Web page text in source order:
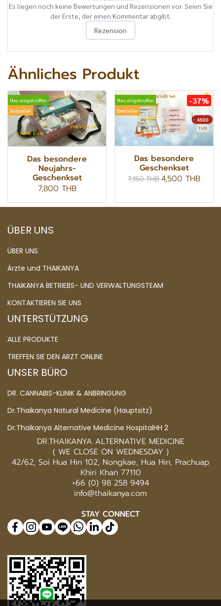
Es liegen noch keine Bewertungen und Rezensionen vor. Seien Sie
der Erste, der einen Kommentar abgibt.
Rezension
Ähnliches Produkt
Neu eingetroffen
Bestseller
Das besondere
Neujahrs-
Geschenkset
7,800 THB
Neu eingetroffen
Bestseller
-37%
Das besondere
Geschenkset
7,150 THB4,500 THB
ÜBER UNS
ÜBER UNS
Ärzte und THAIKANYA
THAIKANYA BETRIEBS- UND VERWALTUNGSTEAM
KONTAKTIEREN SIE UNS
UNTERSTÜTZUNG
ALLE PRODUKTE
TREFFEN SIE DEN ARZT ONLINE
UNSER BÜRO
DR. CANNABIS-KLINIK & ANBRINGUNG
Dr.Thaikanya Natural Medicine (Hauptsitz)
Dr.Thaikanya Alternative Medicine HospitalHH 2
DR.THAIKANYA ALTERNATIVE MEDICINE
( WE CLOSE ON WEDNESDAY )
42/62, Soi Hua Hin 102, Nongkae, Hua Hin, Prachuap
Khiri Khan 77110
+66 (0) 98 258 9494
info@thaikanya.com
STAY CONNECT